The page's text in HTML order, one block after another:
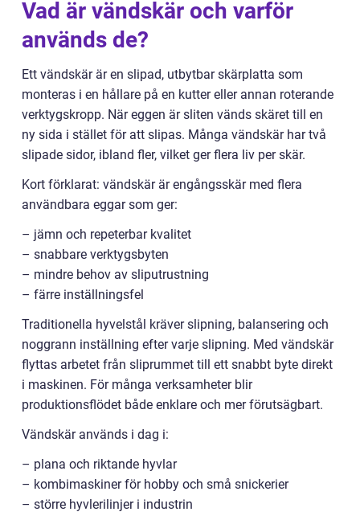
Vad är vändskär och varför
används de?
Ett vändskär är en slipad, utbytbar skärplatta som
monteras i en hållare på en kutter eller annan roterande
verktygskropp. När eggen är sliten vänds skäret till en
ny sida i stället för att slipas. Många vändskär har två
slipade sidor, ibland fler, vilket ger flera liv per skär.
Kort förklarat: vändskär är engångsskär med flera
användbara eggar som ger:
– jämn och repeterbar kvalitet
– snabbare verktygsbyten
– mindre behov av sliputrustning
– färre inställningsfel
Traditionella hyvelstål kräver slipning, balansering och
noggrann inställning efter varje slipning. Med vändskär
flyttas arbetet från sliprummet till ett snabbt byte direkt
i maskinen. För många verksamheter blir
produktionsflödet både enklare och mer förutsägbart.
Vändskär används i dag i:
– plana och riktande hyvlar
– kombimaskiner för hobby och små snickerier
– större hyvlerilinjer i industrin